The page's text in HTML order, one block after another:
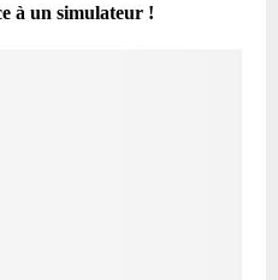
à un simulateur !